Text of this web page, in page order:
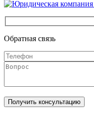
Обратная связь